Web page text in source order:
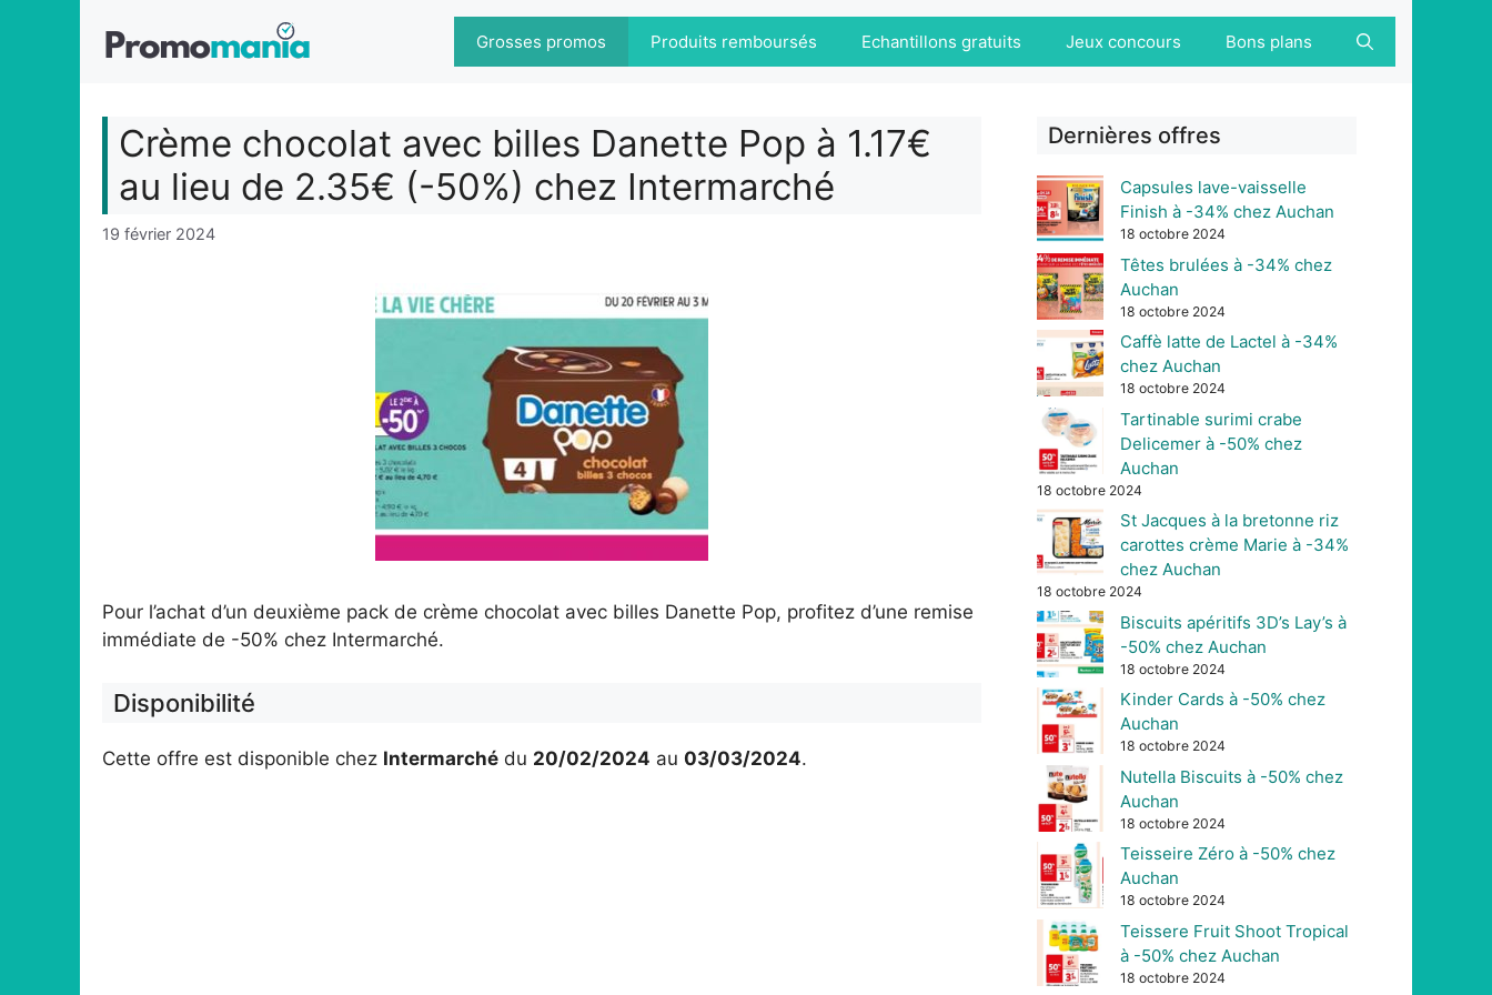
Grosses promos Produits remboursés Echantillons gratuits Jeux concours Bons plans
Crème chocolat avec billes Danette Pop à 1.17€
au lieu de 2.35€ (-50%) chez Intermarché
19 février 2024
Pour l’achat d’un deuxième pack de crème chocolat avec billes Danette Pop, profitez d’une remise
immédiate de -50% chez Intermarché.
Disponibilité
Cette offre est disponible chez Intermarché du 20/02/2024 au 03/03/2024.
Dernières offres
Capsules lave-vaisselle
Finish à -34% chez Auchan
18 octobre 2024
Têtes brulées à -34% chez
Auchan
18 octobre 2024
Caffè latte de Lactel à -34%
chez Auchan
18 octobre 2024
Tartinable surimi crabe
Delicemer à -50% chez
Auchan
18 octobre 2024
St Jacques à la bretonne riz
carottes crème Marie à -34%
chez Auchan
18 octobre 2024
Biscuits apéritifs 3D’s Lay’s à
-50% chez Auchan
18 octobre 2024
Kinder Cards à -50% chez
Auchan
18 octobre 2024
Nutella Biscuits à -50% chez
Auchan
18 octobre 2024
Teisseire Zéro à -50% chez
Auchan
18 octobre 2024
Teissere Fruit Shoot Tropical
à -50% chez Auchan
18 octobre 2024